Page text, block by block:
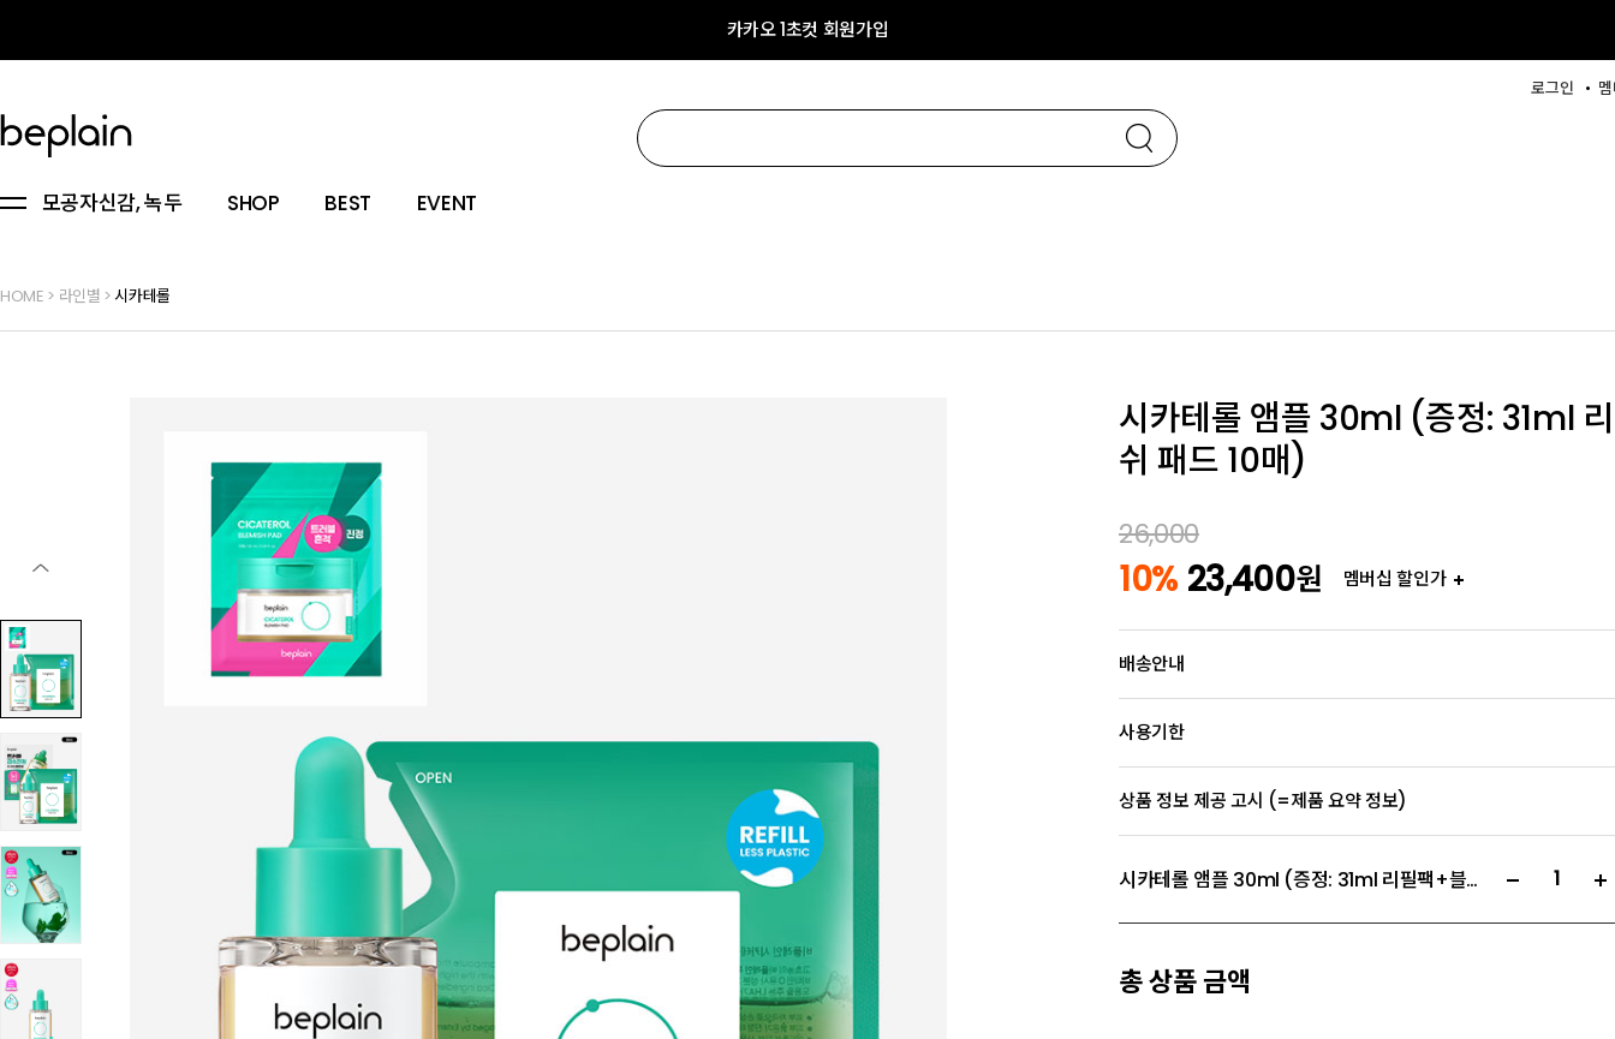
카카오 1초컷 회원가입
로그인
모공자신감, 녹두 SHOP BEST EVENT
HOME > 라인별 >시카테롤
시카테롤 앰플 30ml (증정: 31ml
쉬 패드 10매)
26,000
10% 23,400원 멤버십 할인가
배송안내
사용기한
상품 정보 제공 고시 (=제품 요약 정보)
시카테롤 앰플 30ml (증정: 31ml 리필팩+블레미쉬 패드 10매)
총 상품 금액